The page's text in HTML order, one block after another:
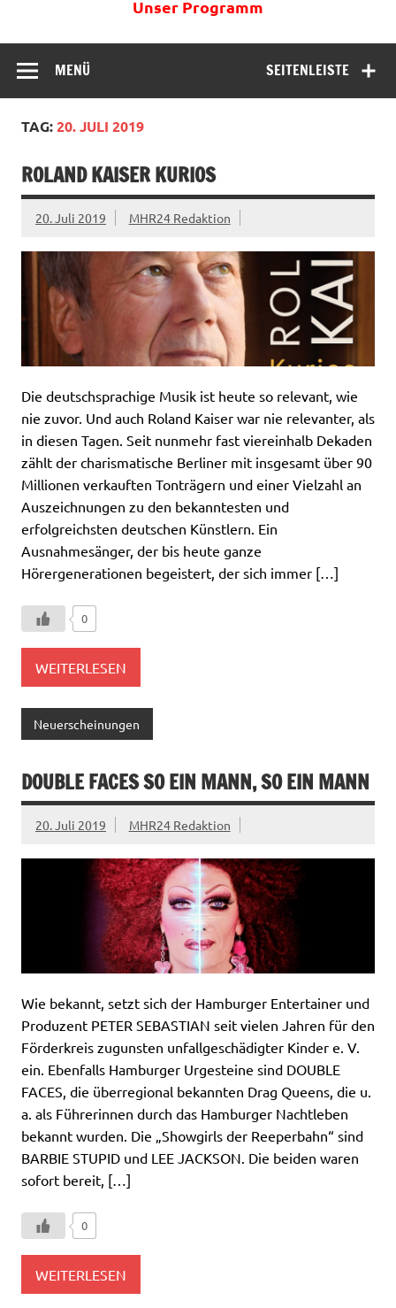
Unser Programm
SEITENLEISTE
MENÜ
TAG:20. JULI 2019
ROLAND KAISER KURIOS
20. Juli 2019 MHR24 Redaktion
Die deutschsprachige Musik ist heute so relevant, wie
nie zuvor. Und auch Roland Kaiser war nie relevanter, als
in diesen Tagen. Seit nunmehr fast viereinhalb Dekaden
zählt der charismatische Berliner mit insgesamt über 90
Millionen verkauften Tonträgern und einer Vielzahl an
Auszeichnungen zu den bekanntesten und
erfolgreichsten deutschen Künstlern. Ein
Ausnahmesänger, der bis heute ganze
Hörergenerationen begeistert, der sich immer […]
0
WEITERLESEN
Neuerscheinungen
DOUBLE FACES SO EIN MANN, SO EIN MANN
20. Juli 2019 MHR24 Redaktion
Wie bekannt, setzt sich der Hamburger Entertainer und
Produzent PETER SEBASTIAN seit vielen Jahren für den
Förderkreis zugunsten unfallgeschädigter Kinder e. V.
ein. Ebenfalls Hamburger Urgesteine sind DOUBLE
FACES, die überregional bekannten Drag Queens, die u.
a. als Führerinnen durch das Hamburger Nachtleben
bekannt wurden. Die „Showgirls der Reeperbahn“ sind
BARBIE STUPID und LEE JACKSON. Die beiden waren
sofort bereit, […]
0
WEITERLESEN